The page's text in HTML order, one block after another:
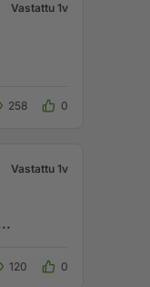
Vastattu 1v
258 0
Vastattu 1v
120 0